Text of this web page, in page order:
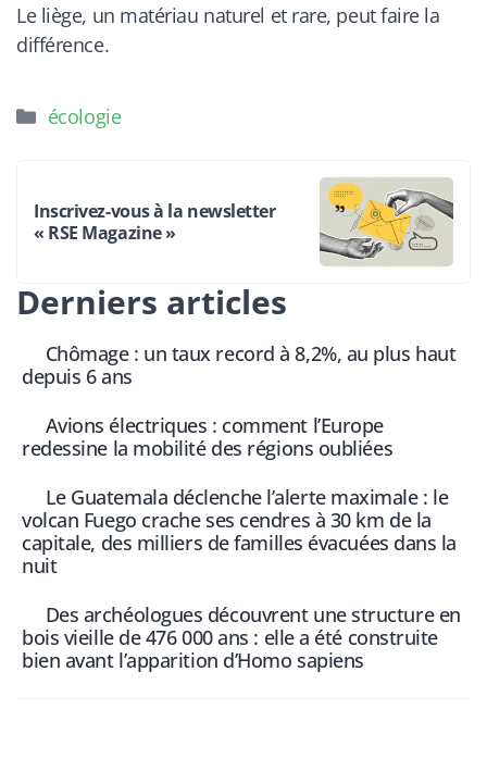
Le liège, un matériau naturel et rare, peut faire la
différence.
Catégories
écologie
Inscrivez-vous à la newsletter
« RSE Magazine »
Derniers articles
Chômage : un taux record à 8,2%, au plus haut
depuis 6 ans
Avions électriques : comment l’Europe
redessine la mobilité des régions oubliées
Le Guatemala déclenche l’alerte maximale : le
volcan Fuego crache ses cendres à 30 km de la
capitale, des milliers de familles évacuées dans la
nuit
Des archéologues découvrent une structure en
bois vieille de 476 000 ans : elle a été construite
bien avant l’apparition d’Homo sapiens